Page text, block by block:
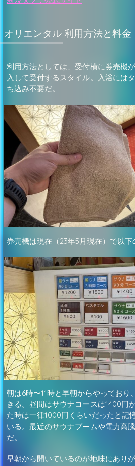
オリエンタル 利用方法と料金
利用方法としては、受付横に券売機
入して受付するスタイル。入浴には
ち込み不要だ。
券売機は現在（23年5月現在）で以下
朝は6時〜11時と早朝からやっており
きる。昼間はサウナコースは1400円
た時は一律1000円くらいだったと記
いる。最近のサウナブームや電力高
だ。
早朝から開いているのが地味にあり